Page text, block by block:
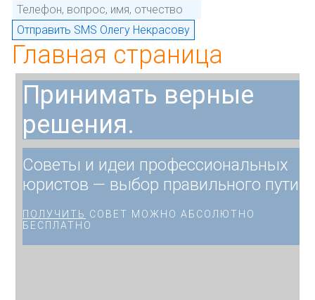
Главная страница
Принимать верные
решения.
Советы и идеи профессиональных
юристов — выбор правильного пути.
ПОЛУЧИТЬ СОВЕТ МОЖНО АБСОЛЮТНО
БЕСПЛАТНО